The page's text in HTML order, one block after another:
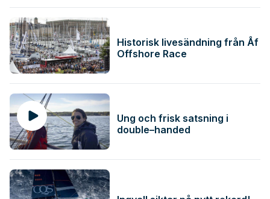
Historisk livesändning från Åf
Offshore Race
Ung och frisk satsning i
double–handed